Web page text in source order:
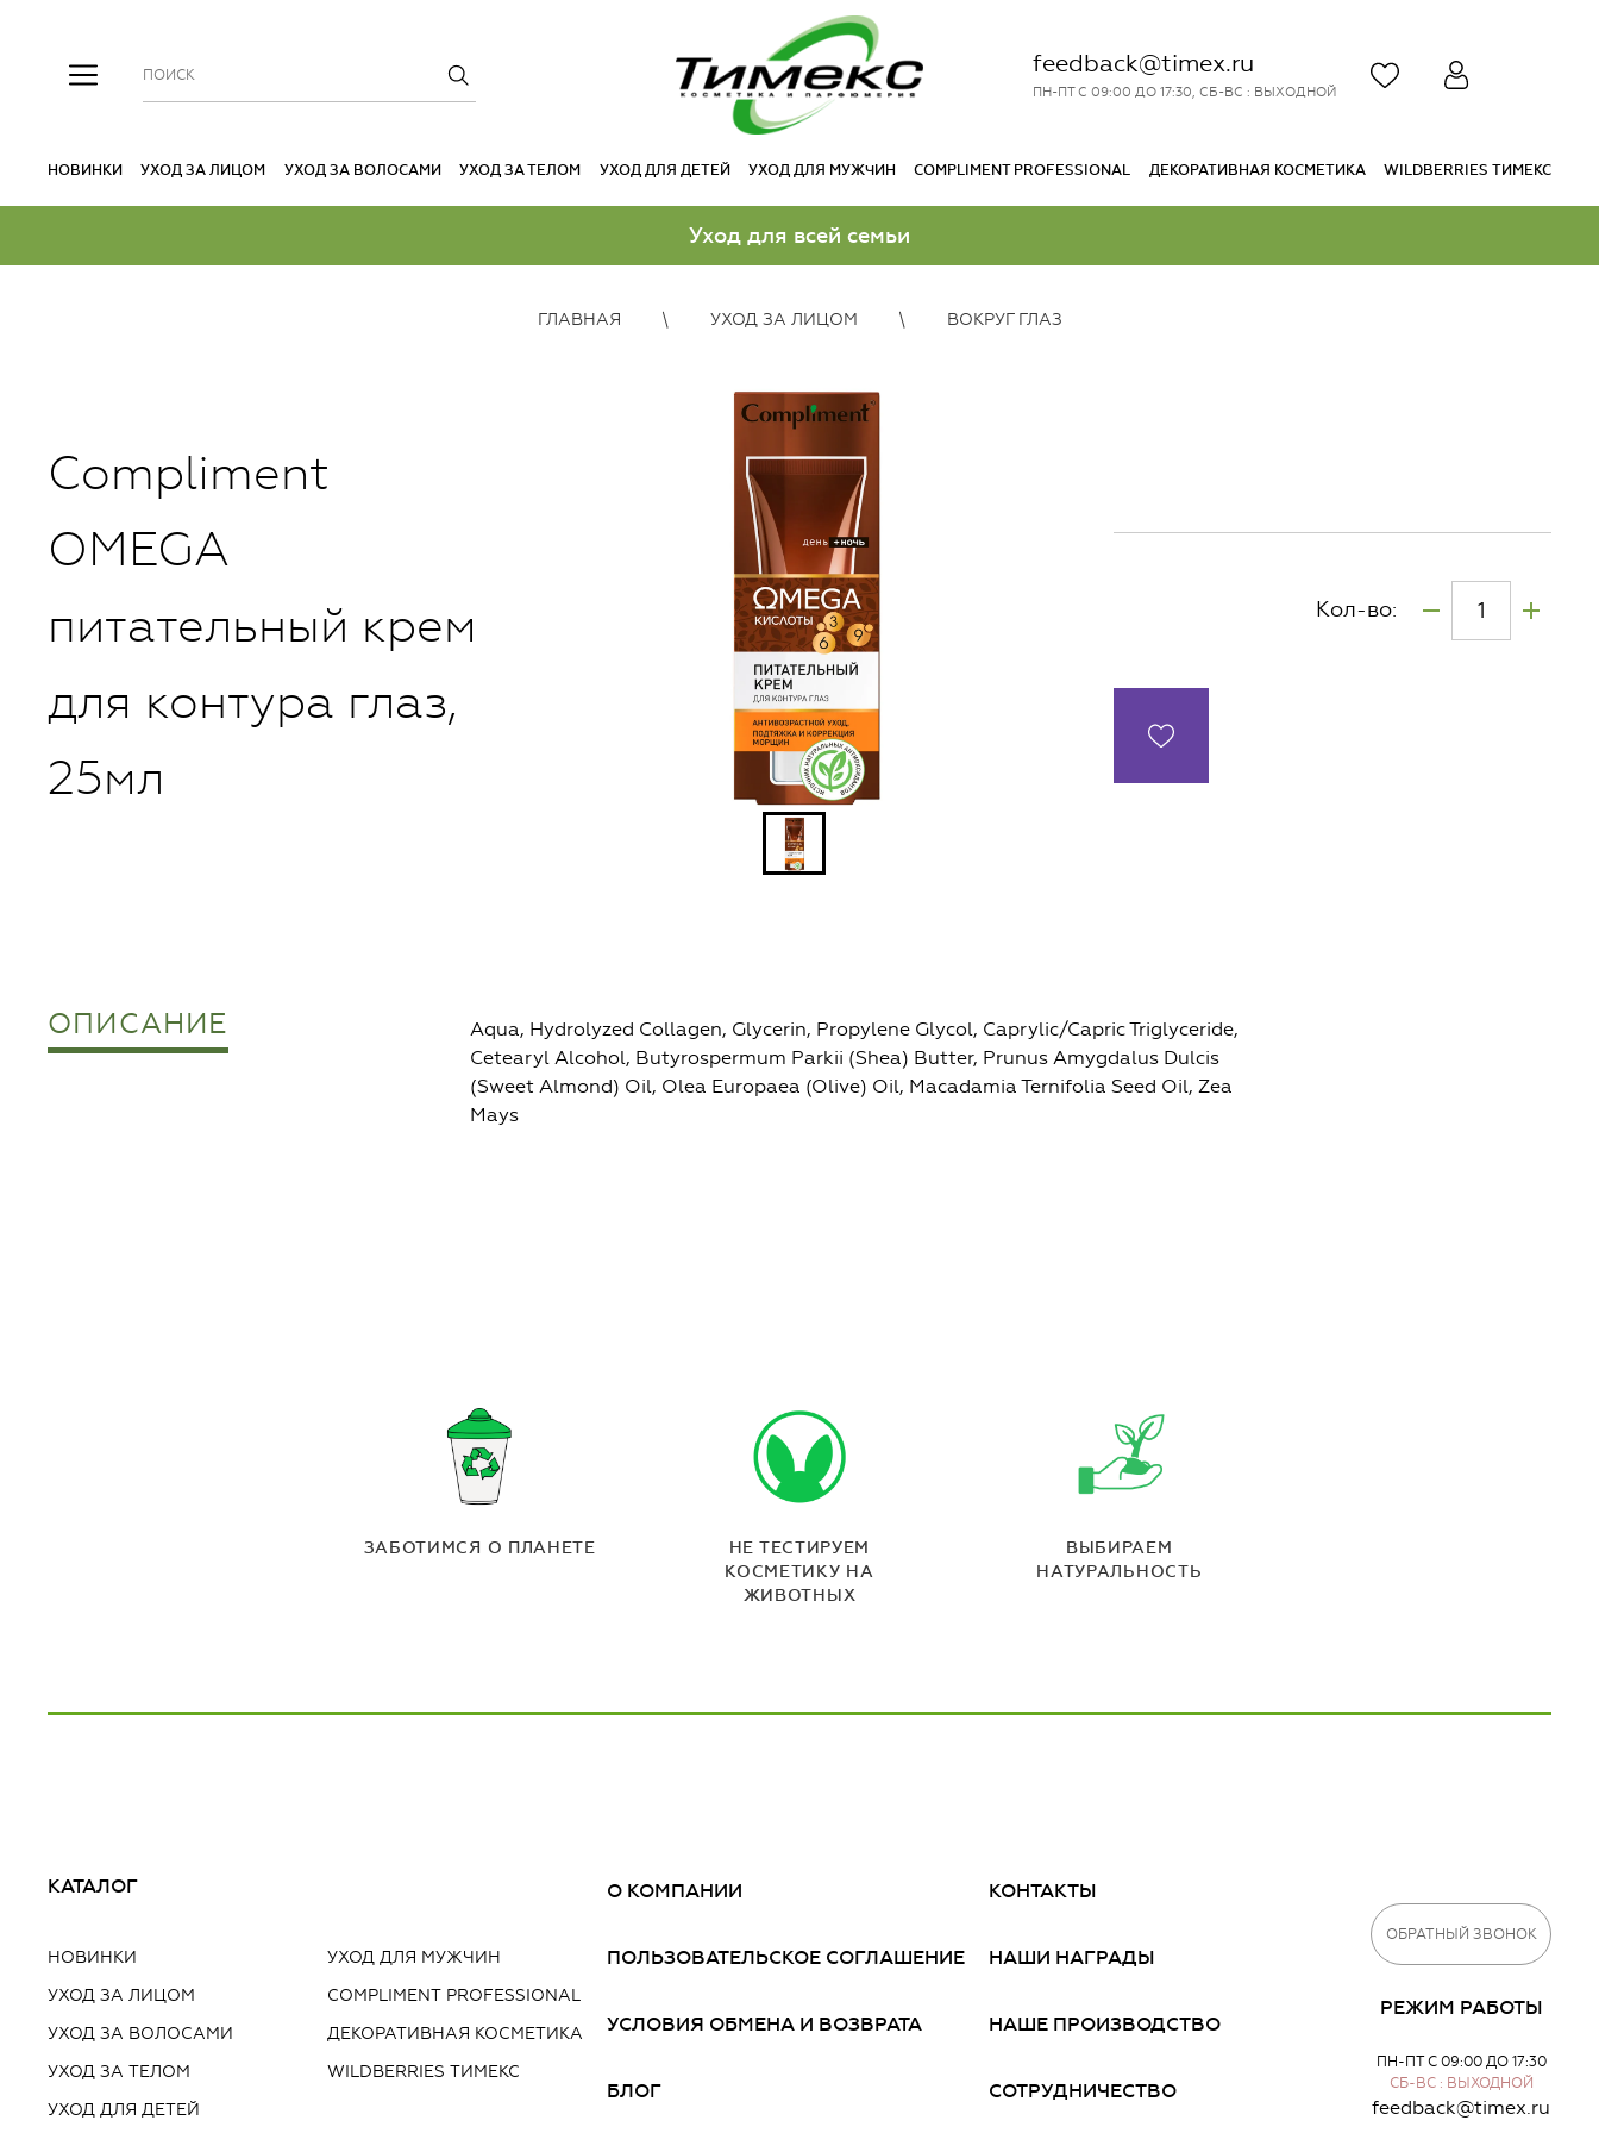
feedback@timex.ru
ПН-ПТ С 09:00 ДО 17:30, СБ-ВС : ВЫХОДНОЙ
НОВИНКИ УХОД ЗА ЛИЦОМ УХОД ЗА ВОЛОСАМИ УХОД ЗА ТЕЛОМ УХОД ДЛЯ ДЕТЕЙ УХОД ДЛЯ МУЖЧИН COMPLIMENT PROFESSIONAL ДЕКОРАТИВНАЯ КОСМЕТИКА WILDBERRIES ТИМЕКС
Уход для всей семьи
ГЛАВНАЯ УХОД ЗА ЛИЦОМ ВОКРУГ ГЛАЗ
Compliment
OMEGA
питательный крем
для контура глаз,
25мл
Кол-во:
ОПИСАНИЕ
Aqua, Hydrolyzed Collagen, Glycerin, Propylene Glycol, Caprylic/Capric Triglyceride,
Cetearyl Alcohol, Butyrospermum Parkii (Shea) Butter, Prunus Amygdalus Dulcis
(Sweet Almond) Oil, Olea Europaea (Olive) Oil, Macadamia Ternifolia Seed Oil, Zea
Mays
ЗАБОТИМСЯ О ПЛАНЕТЕ
НЕ ТЕСТИРУЕМ
КОСМЕТИКУ НА
ЖИВОТНЫХ
ВЫБИРАЕМ
НАТУРАЛЬНОСТЬ
КАТАЛОГ
НОВИНКИ
УХОД ЗА ЛИЦОМ
УХОД ЗА ВОЛОСАМИ
УХОД ЗА ТЕЛОМ
УХОД ДЛЯ ДЕТЕЙ
УХОД ДЛЯ МУЖЧИН
COMPLIMENT PROFESSIONAL
ДЕКОРАТИВНАЯ КОСМЕТИКА
WILDBERRIES ТИМЕКС
О КОМПАНИИ
ПОЛЬЗОВАТЕЛЬСКОЕ СОГЛАШЕНИЕ
УСЛОВИЯ ОБМЕНА И ВОЗВРАТА
БЛОГ
КОНТАКТЫ
НАШИ НАГРАДЫ
НАШЕ ПРОИЗВОДСТВО
СОТРУДНИЧЕСТВО
ОБРАТНЫЙ ЗВОНОК
РЕЖИМ РАБОТЫ
ПН-ПТ С 09:00 ДО 17:30
СБ-ВС : ВЫХОДНОЙ
feedback@timex.ru